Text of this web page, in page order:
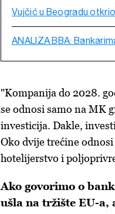
Vujčić u Beogradu
ANALIZA BBA:
"Kompanija do 2028.
se odnosi samo na MK
investicija. Dakle,
Oko dvije trećine
hotelijerstvo i
Ako govorimo o
ušla na tržište EU-a,